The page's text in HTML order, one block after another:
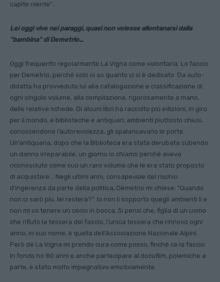
capite niente”
Lei oggi vive nei paraggi, quasi non volesse al­lontanarsi dalla
“bambina” di Demetrio…
Oggi frequento regolarmente La Vigna come volonta­ria. Lo faccio
per Demetrio, perché solo io so quanto ci si è dedicato. Da auto­
didatta ha provveduto lui alla catalogazione e clas­sificazione di
ogni singolo volume, alla compilazione, rigorosamente a mano,
del­le relative schede. Di alcu­ni libri ha raccolto più edi­zioni, in giro
per il mondo, e biblioteche e antiquari, ambienti piuttosto chiusi,
conoscendone l’autorevo­lezza, gli spalancavano le porte.
Un’antiquaria, dopo che la Biblioteca era stata derubata subendo
un dan­no irreparabile, un giorno lo chiamò perché aveva
riconosciuto come suo un raro volume che le era stato proposto
di acquistare… Negli ultimi anni, consapevole del rischio
d’ingerenza da parte della politica, Demetrio mi chiese: “Quando
non ci sarò più, lei resterà?”. Io non li sopporto quegli ambienti lì e
non mi so tenere un cecio in bocca. Si pensi che, figlia di un uomo
che rifiutò la tessera del fascio, l’unica tessera che rinnovo ogni
anno, in suo nome, è quella dell’Associazione Nazionale Alpini.
Però de La Vigna mi prendo cura come posso, finché ce la faccio.
In fondo ho 80 anni e anche partecipare al docufilm, polemiche a
parte, è stato molto impegnati­vo emotivamente.